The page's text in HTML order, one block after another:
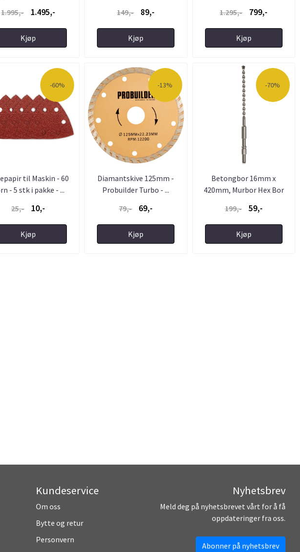
1.995,- 1.495,-
Kjøp
149,-
89,-
Kjøp
1.295,-
799,-
Kjøp
-60%
til Maskin - 60
- 5 stk i pakke - ...
25,-
10,-
Kjøp
-13%
Diamantskive 125mm -
Probuilder Turbo - ...
79,-
69,-
Kjøp
-70%
Betongbor 16mm x
420mm, Murbor Hex Bor
199,-
59,-
Kjøp
Kundeservice
Om oss
Bytte og retur
Personvern
Nyhetsbrev
Meld deg på nyhetsbrevet vårt for å få
oppdateringer fra oss.
Abonner på nyhetsbrev